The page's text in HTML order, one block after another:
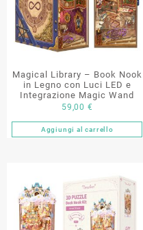
Magical Library – Book Nook
in Legno con Luci LED e
Integrazione Magic Wand
59,00 €
Aggiungi al carrello